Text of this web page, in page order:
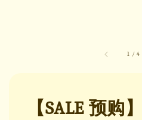
1 /4
【SALE 预购